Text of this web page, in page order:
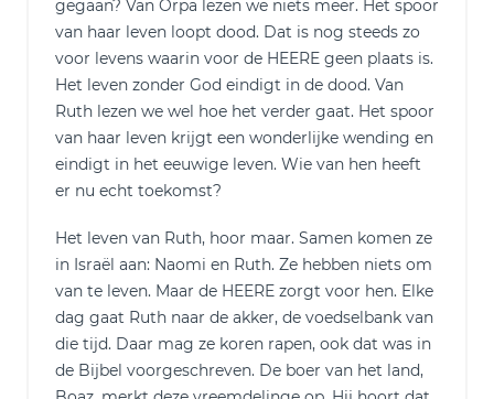
gegaan? Van Orpa lezen we niets meer. Het spoor
van haar leven loopt dood. Dat is nog steeds zo
voor levens waarin voor de HEERE geen plaats is.
Het leven zonder God eindigt in de dood. Van
Ruth lezen we wel hoe het verder gaat. Het spoor
van haar leven krijgt een wonderlijke wending en
eindigt in het eeuwige leven. Wie van hen heeft
er nu echt toekomst?
Het leven van Ruth, hoor maar. Samen komen ze
in Israël aan: Naomi en Ruth. Ze hebben niets om
van te leven. Maar de HEERE zorgt voor hen. Elke
dag gaat Ruth naar de akker, de voedselbank van
die tijd. Daar mag ze koren rapen, ook dat was in
de Bijbel voorgeschreven. De boer van het land,